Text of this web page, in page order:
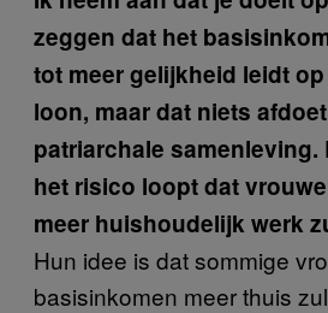
zeggen dat het
tot meer gelijkheid leidt
loon, maar dat niets
patriarchale samenleving.
het risico loopt dat
meer huishoudelijk werk
Hun idee is dat sommige
basisinkomen meer thuis